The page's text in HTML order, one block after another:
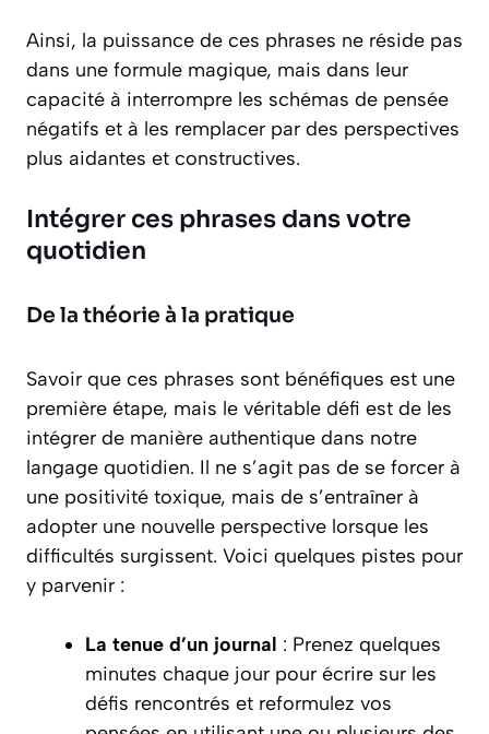
Ainsi, la puissance de ces phrases ne réside pas
dans une formule magique, mais dans leur
capacité à interrompre les schémas de pensée
négatifs et à les remplacer par des perspectives
plus aidantes et constructives.
Intégrer ces phrases dans votre
quotidien
De la théorie à la pratique
Savoir que ces phrases sont bénéfiques est une
première étape, mais le véritable défi est de les
intégrer de manière authentique dans notre
langage quotidien. Il ne s’agit pas de se forcer à
une positivité toxique, mais de s’entraîner à
adopter une nouvelle perspective lorsque les
difficultés surgissent. Voici quelques pistes pour
y parvenir :
La tenue d’un journal : Prenez quelques
minutes chaque jour pour écrire sur les
défis rencontrés et reformulez vos